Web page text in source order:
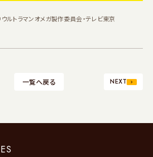
トラマンオメガ製作委員会・テレビ東京
一覧へ戻る NEXT